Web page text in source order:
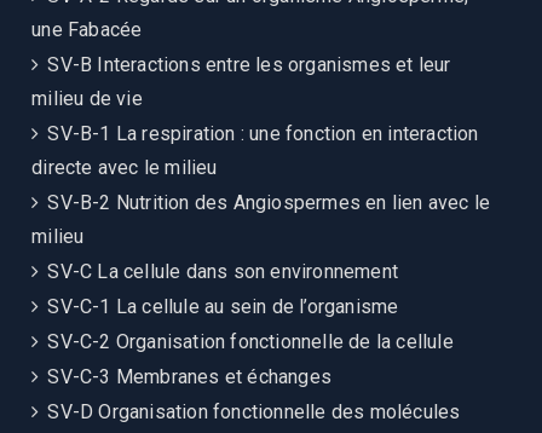
une Fabacée
SV-B Interactions entre les organismes et leur
milieu de vie
SV-B-1 La respiration : une fonction en interaction
directe avec le milieu
SV-B-2 Nutrition des Angiospermes en lien avec le
milieu
SV-C La cellule dans son environnement
SV-C-1 La cellule au sein de l’organisme
SV-C-2 Organisation fonctionnelle de la cellule
SV-C-3 Membranes et échanges
SV-D Organisation fonctionnelle des molécules